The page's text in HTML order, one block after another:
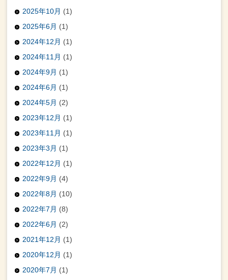
2025年10月 (1)
2025年6月 (1)
2024年12月 (1)
2024年11月 (1)
2024年9月 (1)
2024年6月 (1)
2024年5月 (2)
2023年12月 (1)
2023年11月 (1)
2023年3月 (1)
2022年12月 (1)
2022年9月 (4)
2022年8月 (10)
2022年7月 (8)
2022年6月 (2)
2021年12月 (1)
2020年12月 (1)
2020年7月 (1)